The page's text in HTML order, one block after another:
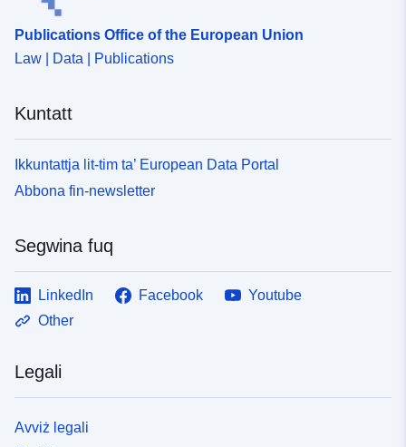
Publications Office of the European Union
Law | Data | Publications
Kuntatt
Ikkuntattja lit-tim ta’ European Data Portal
Abbona fin-newsletter
Segwina fuq
LinkedIn Facebook
Youtube
Other
Legali
Avviż legali